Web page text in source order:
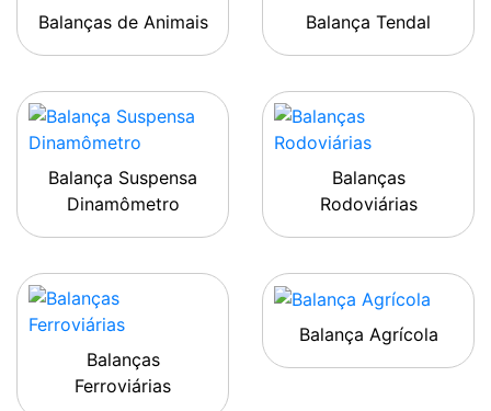
Balanças de Animais Balança Tendal
Balança Suspensa
Dinamômetro
Balanças
Rodoviárias
Balanças
Ferroviárias
Balança Agrícola